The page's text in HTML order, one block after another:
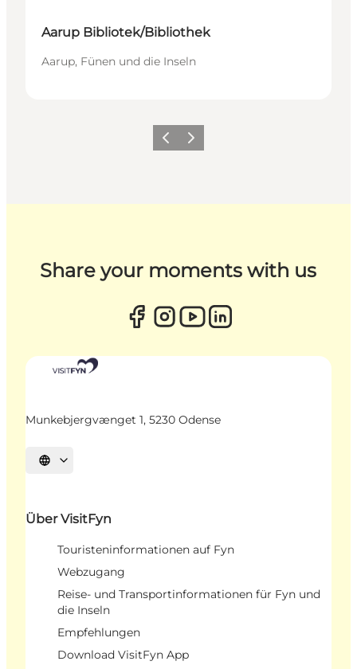
Aarup Bibliotek/Bibliothek
Aarup, Fünen und die Inseln
ZurückWeiter
Share your moments with us
Munkebjergvænget 1, 5230 Odense
Sprache auswählen
Über VisitFyn
Touristeninformationen auf Fyn
Webzugang
Reise- und Transportinformationen für Fyn und
die Inseln
Empfehlungen
Download VisitFyn App